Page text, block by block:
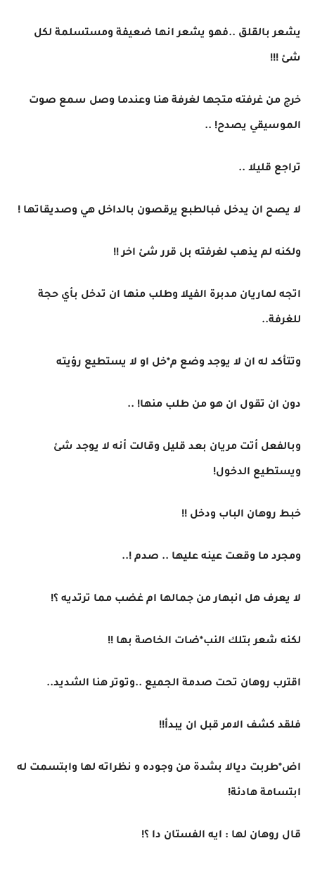
يشعر بالقلق ..فهو يشعر انها ضعيفة ومستسلمة لكل
شئ !!!
خرج من غرفته متجها لغرفة هنا وعندما وصل سمع صوت
الموسيقي يصدح! ..
تراجع قليلا ..
لا يصح ان يدخل فبالطبع يرقصون بالداخل هي وصديقاتها !
ولكنه لم يذهب لغرفته بل قرر شئ اخر !!
اتجه لماريان مدبرة الفيلا وطلب منها ان تدخل بأي حجة
للغرفة..
وتتأكد له ان لا يوجد وضع م*خل او لا يستطيع رؤيته
دون ان تقول ان هو من طلب منها! ..
وبالفعل أتت مريان بعد قليل وقالت أنه لا يوجد شئ
ويستطيع الدخول!
خبط روهان الباب ودخل !!
ومجرد ما وقعت عينه عليها .. صدم !..
لا يعرف هل انبهار من جمالها ام غضب مما ترتديه ؟!
لكنه شعر بتلك النب*ضات الخاصة بها !!
اقترب روهان تحت صدمة الجميع ..وتوتر هنا الشديد..
فلقد كشف الامر قبل ان يبدأ!!
اض*طربت ديالا بشدة من وجوده و نظراته لها وابتسمت له
ابتسامة هادئة!
قال روهان لها : ايه الفستان دا ؟!